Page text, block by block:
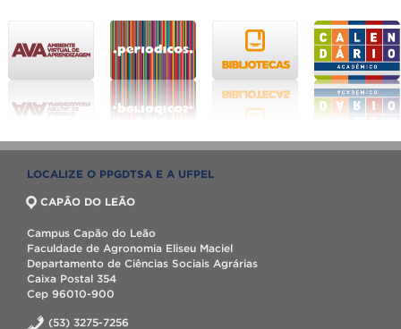
LOCALIZE O PPGDTSA E A UFPEL
CAPÃO DO LEÃO
Campus Capão do Leão
Faculdade de Agronomia Eliseu Maciel
Departamento de Ciências Sociais Agrárias
Caixa Postal 354
Cep 96010-900
(53) 3275-7256